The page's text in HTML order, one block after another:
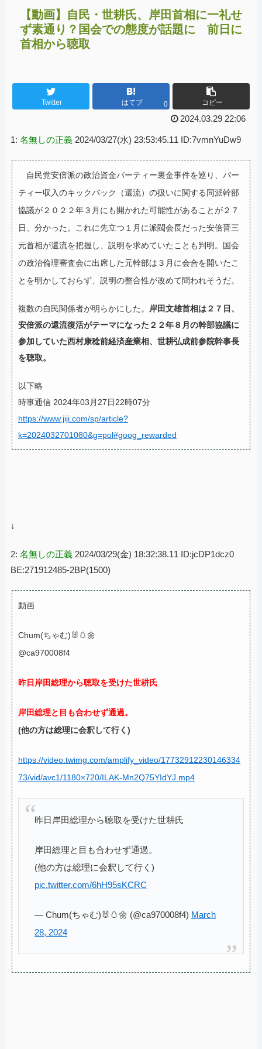
【動画】自民・世耕氏、岸田首相に一礼せ
ず素通り？国会での態度が話題に 前日に
首相から聴取
Twitter はてブ 0 コピー
2024.03.29 22:06
1: 名無しの正義 2024/03/27(水) 23:53:45.11 ID:7vmnYuDw9
自民党安倍派の政治資金パーティー裏金事件を巡り、パー
ティー収入のキックバック（還流）の扱いに関する同派幹部
協議が２０２２年３月にも開かれた可能性があることが２７
日、分かった。これに先立つ１月に派閥会長だった安倍晋三
元首相が還流を把握し、説明を求めていたことも判明。国会
の政治倫理審査会に出席した元幹部は３月に会合を開いたこ
とを明かしておらず、説明の整合性が改めて問われそうだ。
複数の自民関係者が明らかにした。
岸田文雄首相は２７日、
安倍派の還流復活がテーマになった２２年８月の幹部協議に
参加していた西村康稔前経済産業相、世耕弘成前参院幹事長
を聴取。
以下略
時事通信 2024年03月27日22時07分
https://www.jiji.com/sp/article?
k=2024032701080&g=pol#goog_rewarded
↓
2: 名無しの正義 2024/03/29(金) 18:32:38.11 ID:jcDP1dcz0
BE:271912485-2BP(1500)
動画
Chum(ちゃむ)🐰🥚🌼
@ca970008f4
昨日岸田総理から聴取を受けた世耕氏
岸田総理と目も合わせず通過。
(他の方は総理に会釈して行く)
https://video.twimg.com/amplify_video/17732912230146334
73/vid/avc1/1180×720/ILAK-Mn2Q75YIdYJ.mp4
昨日岸田総理から聴取を受けた世耕氏
岸田総理と目も合わせず通過。
(他の方は総理に会釈して行く)
pic.twitter.com/6hH95sKCRC
— Chum(ちゃむ)🐰🥚🌼 (@ca970008f4) March
28, 2024